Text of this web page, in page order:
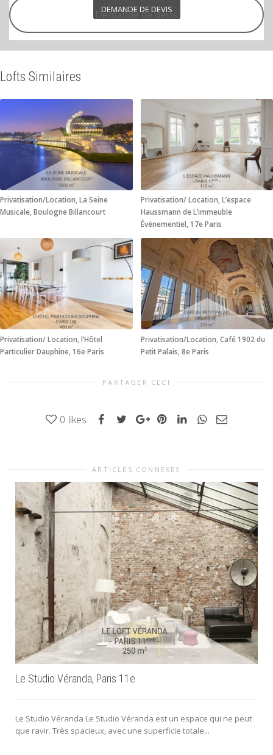
DEMANDE DE DEVIS
Demande de devis
Lofts Similaires
Privatisation/Location, La Seine
Musicale, Boulogne Billancourt
Privatisation/ Location, L’espace
Haussmann de L’immeuble
Événementiel, 17e Paris
Privatisation/ Location, l’Hôtel
Particulier Dauphine, 16e Paris
Privatisation/Location, Café 1902 du
Petit Palais, 8e Paris
PARTAGER CECI
0 likes
ARTICLES CONNEXES
Le Studio Véranda, Paris 11e
Le Studio Véranda Le Studio Véranda est un espace qui ne peut
que ravir. Très spacieux, avec une superficie totale...